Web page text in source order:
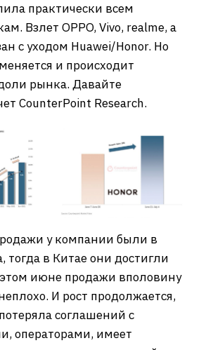
практически всем
Взлет OPPO, Vivo, realme, а
с уходом Huawei/Honor. Но
и происходит
рынка. Давайте
CounterPoint Research.
у компании были в
тогда в Китае они достигли
июне продажи вполовину
И рост продолжается,
соглашений с
операторами, имеет